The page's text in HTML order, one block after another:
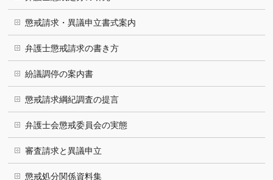
懲戒請求・異議申立書式案内
弁護士懲戒請求の書き方
紛議調停の案内書
懲戒請求綱紀調査の提言
弁護士会懲戒委員会の実態
審査請求と異議申立
懲戒処分関係資料集